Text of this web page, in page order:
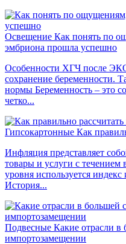
Освещение Как понять по
эмбриона прошла успешно
Особенности ХГЧ после
сохранение беременности.
нормы Беременность – это
четко...
Гипсокартонные Как
Инфляция представляет
товары и услуги с течением
уровня используется
История...
Подвесные Какие отрасли в
импортозамещении